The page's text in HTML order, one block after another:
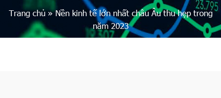
Trang chủ»Nền kinh tế lớn nhất châu Âu thu hẹp trong
năm 2023